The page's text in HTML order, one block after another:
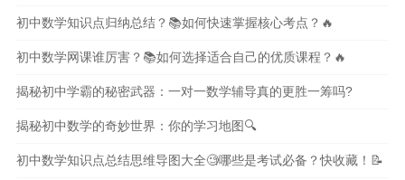
初中数学知识点归纳总结？📚如何快速掌握核心考点？🔥
初中数学网课谁厉害？📚如何选择适合自己的优质课程？🔥
揭秘初中学霸的秘密武器：一对一数学辅导真的更胜一筹吗?
揭秘初中数学的奇妙世界：你的学习地图🔍
初中数学知识点总结思维导图大全🧐哪些是考试必备？快收藏！📝